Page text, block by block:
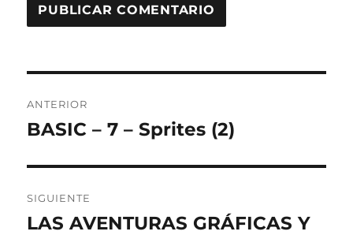
de
ANTERIOR
Entrada
BASIC – 7 – Sprites (2)
SIGUIENTE
Entrada
LAS AVENTURAS GRÁFICAS Y